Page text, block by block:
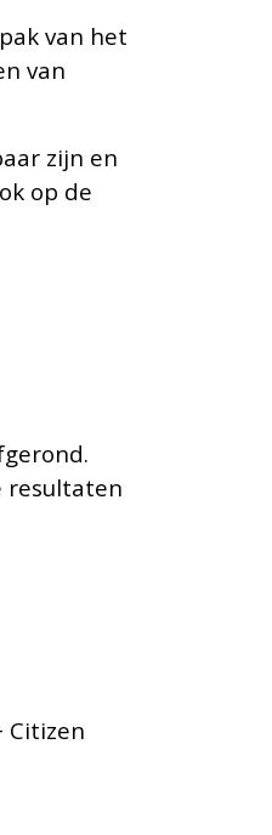
van het
van
zijn en
op de
resultaten
Citizen